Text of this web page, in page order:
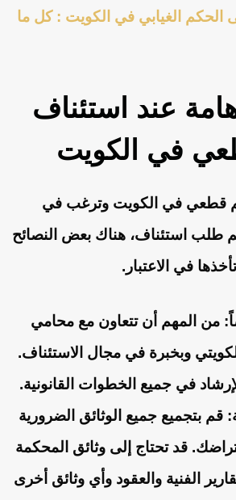
الحكم الغيابي في الكويت : كل ما
هامة عند استئناف
في الكويت
قطعي في الكويت وترغب في
طلب استئناف، هناك بعض النصائح
في الاعتبار.
من المهم أن تتعاون مع محامي
وبخبرة في مجال الاستئناف.
في جميع الخطوات القانونية.
قم بتجميع جميع الوثائق الضرورية
قد تحتاج إلى وثائق المحكمة
الفنية والعقود وأي وثائق أخرى